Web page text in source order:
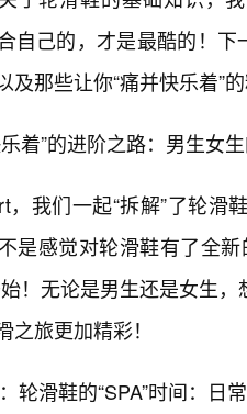
自己的，才是最酷的！
及那些让你“痛并快乐着”
着”的进阶之路：男生女
，我们一起“拆解”了轮
是感觉对轮滑鞋有了全
！无论是男生还是女生
之旅更加精彩！
轮滑鞋的“SPA”时间：日